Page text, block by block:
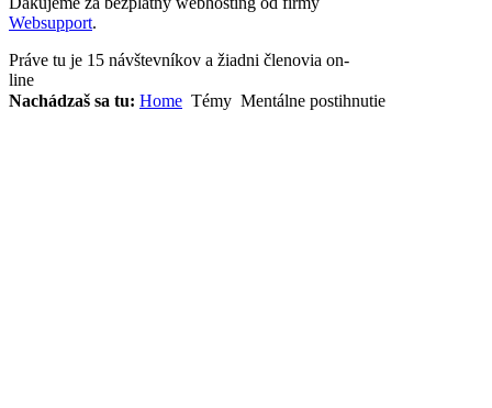
Websupport.
Práve tu je 15 návštevníkov a žiadni členovia on-
line
Nachádzaš sa tu: Home Témy Mentálne postihnutie